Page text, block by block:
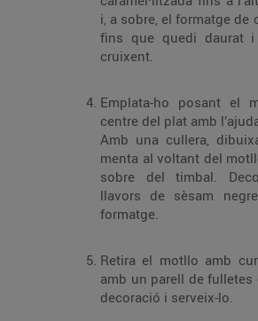
i, a sobre, el formatge de cabra. Gratina-ho
fins que quedi daurat
cruixent.
Emplata-ho posant el
centre del plat amb l’ajuda d’una
Amb una cullera,
menta al voltant del motllo i una mica per
sobre del timbal.
llavors de sèsam
formatge.
Retira el motllo amb
amb un parell de fulletes de menta com a
decoració i serveix-lo.